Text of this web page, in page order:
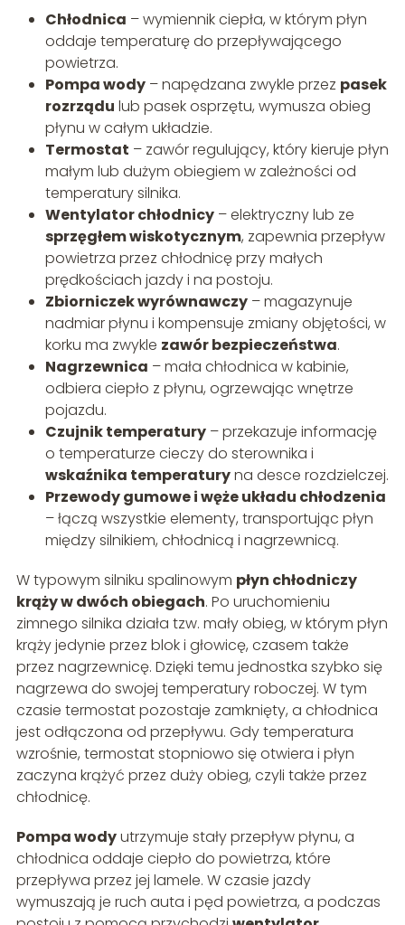
Chłodnica – wymiennik ciepła, w którym płyn
oddaje temperaturę do przepływającego
powietrza.
Pompa wody– napędzana zwykle przez pasek
rozrządu lub pasek osprzętu, wymusza obieg
płynu w całym układzie.
Termostat – zawór regulujący, który kieruje płyn
małym lub dużym obiegiem w zależności od
temperatury silnika.
Wentylator chłodnicy– elektryczny lub ze
sprzęgłem wiskotycznym, zapewnia przepływ
powietrza przez chłodnicę przy małych
prędkościach jazdy i na postoju.
Zbiorniczek wyrównawczy– magazynuje
nadmiar płynu i kompensuje zmiany objętości, w
korku ma zwykle zawór bezpieczeństwa.
Nagrzewnica – mała chłodnica w kabinie,
odbiera ciepło z płynu, ogrzewając wnętrze
pojazdu.
Czujnik temperatury– przekazuje informację
o temperaturze cieczy do sterownika i
wskaźnika temperaturyna desce rozdzielczej.
Przewody gumowe i węże układu chłodzenia
– łączą wszystkie elementy, transportując płyn
między silnikiem, chłodnicą i nagrzewnicą.
W typowym silniku spalinowym płyn chłodniczy
krąży w dwóch obiegach. Po uruchomieniu
zimnego silnika działa tzw. mały obieg, w którym płyn
krąży jedynie przez blok i głowicę, czasem także
przez nagrzewnicę. Dzięki temu jednostka szybko się
nagrzewa do swojej temperatury roboczej. W tym
czasie termostat pozostaje zamknięty, a chłodnica
jest odłączona od przepływu. Gdy temperatura
wzrośnie, termostat stopniowo się otwiera i płyn
zaczyna krążyć przez duży obieg, czyli także przez
chłodnicę.
Pompa wodyutrzymuje stały przepływ płynu, a
chłodnica oddaje ciepło do powietrza, które
przepływa przez jej lamele. W czasie jazdy
wymuszają je ruch auta i pęd powietrza, a podczas